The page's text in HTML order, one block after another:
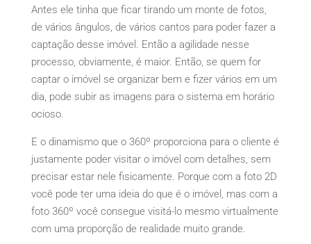
Antes ele tinha que ficar tirando um monte de fotos,
de vários ângulos, de vários cantos para poder fazer a
captação desse imóvel. Então a agilidade nesse
processo, obviamente, é maior. Então, se quem for
captar o imóvel se organizar bem e fizer vários em um
dia, pode subir as imagens para o sistema em horário
ocioso.
E o dinamismo que o 360º proporciona para o cliente é
justamente poder visitar o imóvel com detalhes, sem
precisar estar nele fisicamente. Porque com a foto 2D
você pode ter uma ideia do que é o imóvel, mas com a
foto 360º você consegue visitá-lo mesmo virtualmente
com uma proporção de realidade muito grande.